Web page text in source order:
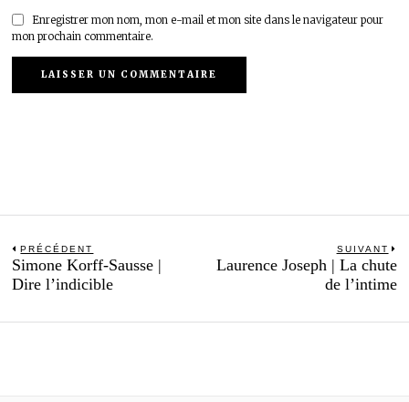
Enregistrer mon nom, mon e-mail et mon site dans le navigateur pour
mon prochain commentaire.
Navigation
de
l’article
PRÉCÉDENT
Previous
post:
Simone Korff-Sausse |
Dire l’indicible
SUIVANT
Laurence Joseph | La chute
de l’intime